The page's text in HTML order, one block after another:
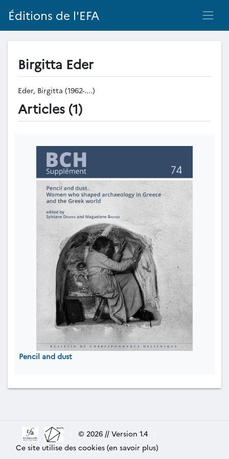
Éditions de l'EFA
Birgitta Eder
Eder, Birgitta (1962-....)
Articles (1)
Pencil and dust
© 2026 // Version 1.4
Ce site utilise des cookies (en savoir plus)